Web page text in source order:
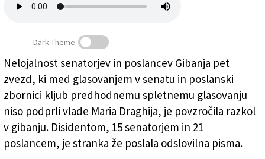
Parlamentarci G5Z bi morali podpreti Draghijevo vlado,
menijo krajevni predstavniki gibanja, fotografija je
simbolična (ARHIV)
Dark Theme
Nelojalnost senatorjev in poslancev Gibanja pet
zvezd, ki med glasovanjem v senatu in poslanski
zbornici kljub predhodnemu spletnemu glasovanju
niso podprli vlade Maria Draghija, je povzročila razkol
v gibanju. Disidentom, 15 senatorjem in 21
poslancem, je stranka že poslala odslovilna pisma.